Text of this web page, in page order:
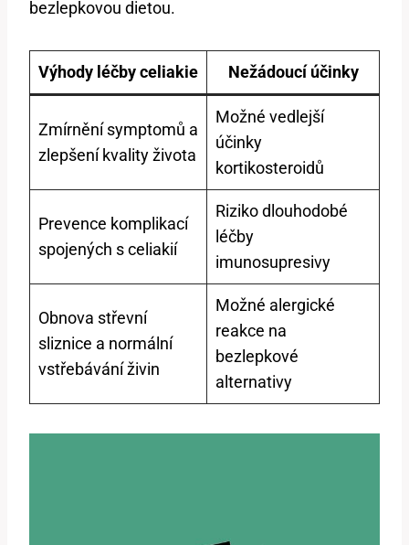
bezlepkovou dietou.
Výhody léčby celiakie Nežádoucí účinky
Zmírnění symptomů a
zlepšení kvality života
Možné vedlejší
účinky
kortikosteroidů
Prevence komplikací
spojených s celiakií
Riziko dlouhodobé
léčby
imunosupresivy
Obnova střevní
sliznice a normální
vstřebávání živin
Možné alergické
reakce na
bezlepkové
alternativy